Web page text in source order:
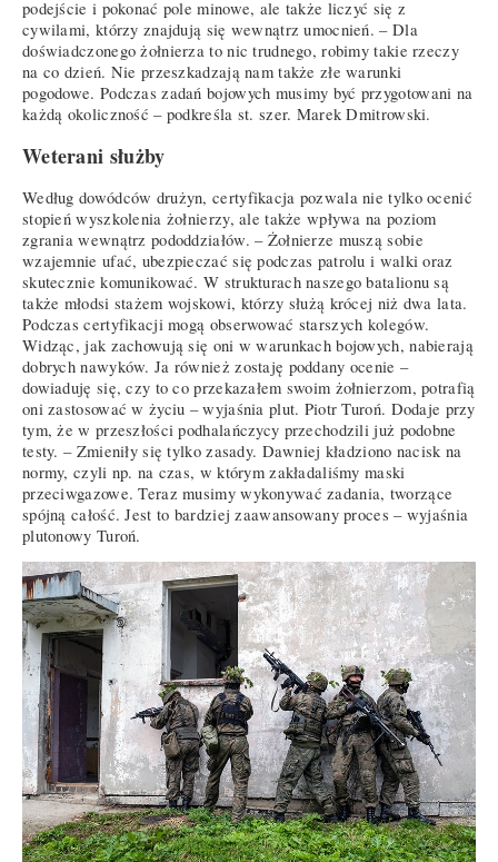
podejście i pokonać pole minowe, ale także liczyć się z
cywilami, którzy znajdują się wewnątrz umocnień. – Dla
doświadczonego żołnierza to nic trudnego, robimy takie rzeczy
na co dzień. Nie przeszkadzają nam także złe warunki
pogodowe. Podczas zadań bojowych musimy być przygotowani na
każdą okoliczność – podkreśla st. szer. Marek Dmitrowski.
Weterani służby
Według dowódców drużyn, certyfikacja pozwala nie tylko ocenić
stopień wyszkolenia żołnierzy, ale także wpływa na poziom
zgrania wewnątrz pododdziałów. – Żołnierze muszą sobie
wzajemnie ufać, ubezpieczać się podczas patrolu i walki oraz
skutecznie komunikować. W strukturach naszego batalionu są
także młodsi stażem wojskowi, którzy służą krócej niż dwa lata.
Podczas certyfikacji mogą obserwować starszych kolegów.
Widząc, jak zachowują się oni w warunkach bojowych, nabierają
dobrych nawyków. Ja również zostaję poddany ocenie –
dowiaduję się, czy to co przekazałem swoim żołnierzom, potrafią
oni zastosować w życiu – wyjaśnia plut. Piotr Turoń. Dodaje przy
tym, że w przeszłości podhalańczycy przechodzili już podobne
testy. – Zmieniły się tylko zasady. Dawniej kładziono nacisk na
normy, czyli np. na czas, w którym zakładaliśmy maski
przeciwgazowe. Teraz musimy wykonywać zadania, tworzące
spójną całość. Jest to bardziej zaawansowany proces – wyjaśnia
plutonowy Turoń.